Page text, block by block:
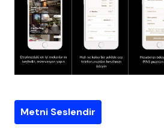
Metni Seslendir